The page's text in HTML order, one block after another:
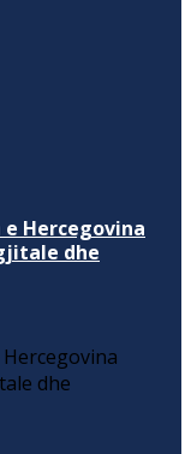
e Hercegovina
dhe
dhe